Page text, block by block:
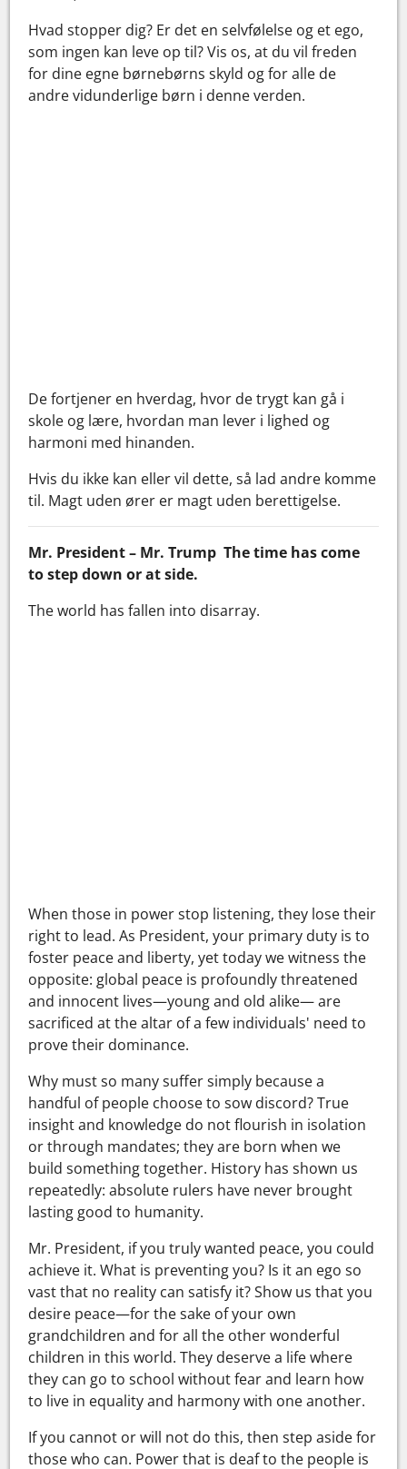
Hvad stopper dig? Er det en selvfølelse og et ego,
som ingen kan leve op til? Vis os, at du vil freden
for dine egne børnebørns skyld og for alle de
andre vidunderlige børn i denne verden.
De fortjener en hverdag, hvor de trygt kan gå i
skole og lære, hvordan man lever i lighed og
harmoni med hinanden.
Hvis du ikke kan eller vil dette, så lad andre komme
til. Magt uden ører er magt uden berettigelse.
Mr. President – Mr. Trump The time has come
to step down or at side.
The world has fallen into disarray.
When those in power stop listening, they lose their
right to lead. As President, your primary duty is to
foster peace and liberty, yet today we witness the
opposite: global peace is profoundly threatened
and innocent lives—young and old alike— are
sacrificed at the altar of a few individuals' need to
prove their dominance.
Why must so many suffer simply because a
handful of people choose to sow discord? True
insight and knowledge do not flourish in isolation
or through mandates; they are born when we
build something together. History has shown us
repeatedly: absolute rulers have never brought
lasting good to humanity.
Mr. President, if you truly wanted peace, you could
achieve it. What is preventing you? Is it an ego so
vast that no reality can satisfy it? Show us that you
desire peace—for the sake of your own
grandchildren and for all the other wonderful
children in this world. They deserve a life where
they can go to school without fear and learn how
to live in equality and harmony with one another.
If you cannot or will not do this, then step aside for
those who can. Power that is deaf to the people is